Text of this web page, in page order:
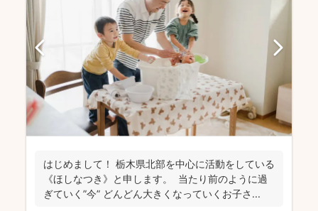
はじめまして！ 栃木県北部を中心に活動をしている
《ほしなつき》と申します。 当たり前のように過
ぎていく”今” どんどん大きくなっていくお子さ...